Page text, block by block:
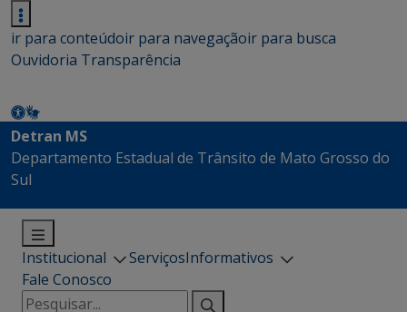
ir para conteúdoir para navegaçãoir para busca
Ouvidoria Transparência
Detran MS
Departamento Estadual de Trânsito de Mato Grosso do
Sul
Institucional ServiçosInformativos
Fale Conosco
Pesquisar